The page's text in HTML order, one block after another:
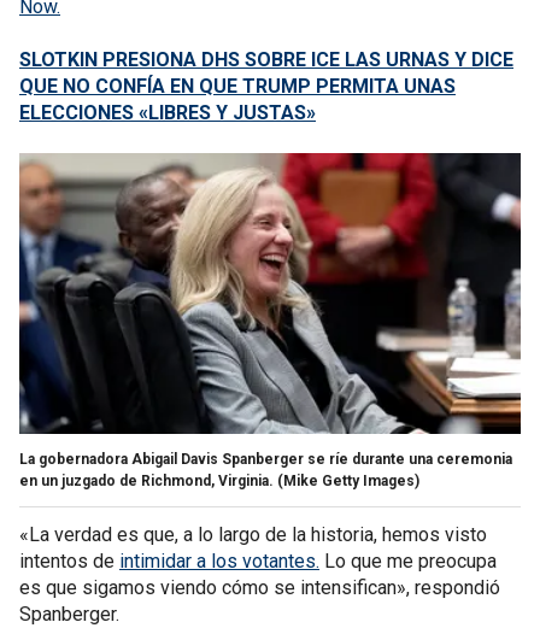
Now.
SLOTKIN PRESIONA DHS SOBRE ICE LAS URNAS Y DICE
QUE NO CONFÍA EN QUE TRUMP PERMITA UNAS
ELECCIONES «LIBRES Y JUSTAS»
La gobernadora Abigail Davis Spanberger se ríe durante una ceremonia
en un juzgado de Richmond, Virginia. (Mike Getty Images)
«La verdad es que, a lo largo de la historia, hemos visto
intentos de intimidar a los votantes. Lo que me preocupa
es que sigamos viendo cómo se intensifican», respondió
Spanberger.